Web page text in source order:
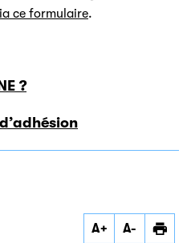
ce formulaire.
?
A+ A-